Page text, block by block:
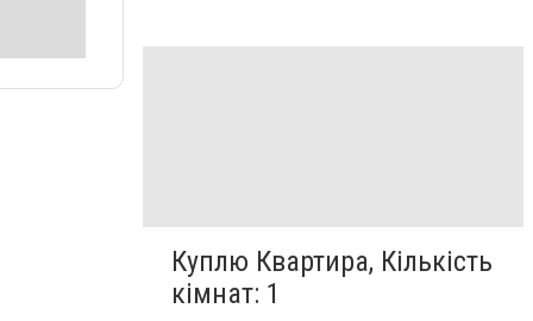
Куплю Квартира, Кількість
кімнат: 1